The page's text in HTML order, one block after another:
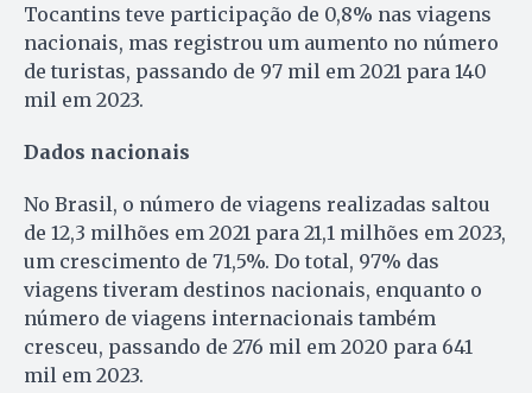
Tocantins teve participação de 0,8% nas viagens
nacionais, mas registrou um aumento no número
de turistas, passando de 97 mil em 2021 para 140
mil em 2023.
Dados nacionais
No Brasil, o número de viagens realizadas saltou
de 12,3 milhões em 2021 para 21,1 milhões em 2023,
um crescimento de 71,5%. Do total, 97% das
viagens tiveram destinos nacionais, enquanto o
número de viagens internacionais também
cresceu, passando de 276 mil em 2020 para 641
mil em 2023.